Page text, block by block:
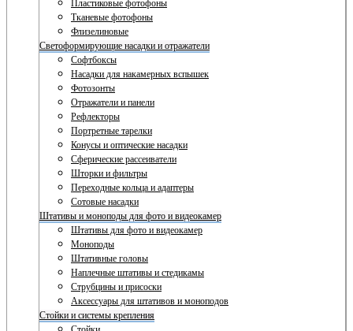
Пластиковые фотофоны
Тканевые фотофоны
Флизелиновые
Светоформирующие насадки и отражатели
Софтбоксы
Насадки для накамерных вспышек
Фотозонты
Отражатели и панели
Рефлекторы
Портретные тарелки
Конусы и оптические насадки
Сферические рассеиватели
Шторки и фильтры
Переходные кольца и адаптеры
Сотовые насадки
Штативы и моноподы для фото и видеокамер
Штативы для фото и видеокамер
Моноподы
Штативные головы
Наплечные штативы и стедикамы
Струбцины и присоски
Аксессуары для штативов и моноподов
Стойки и системы крепления